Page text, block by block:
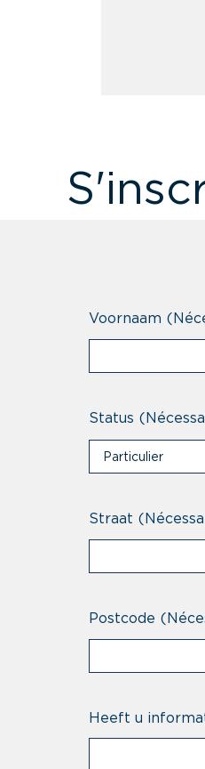
Voornaam
Status
Particulier
Straat
Postcode
Heeft u